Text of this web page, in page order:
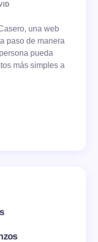
una web
paso de manera
pueda
más simples a